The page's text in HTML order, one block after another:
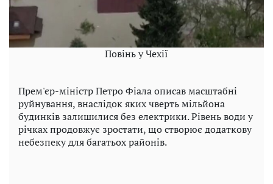
Повінь у Чехії
Прем'єр-міністр Петро Фіала описав масштабні
руйнування, внаслідок яких чверть мільйона
будинків залишилися без електрики. Рівень води у
річках продовжує зростати, що створює додаткову
небезпеку для багатьох районів.